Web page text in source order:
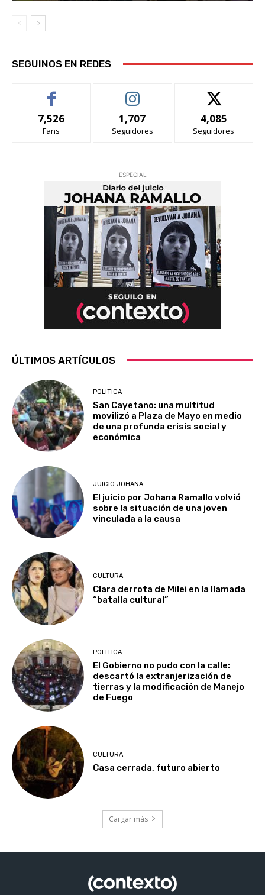
SEGUINOS EN REDES
7,526
Fans
1,707
Seguidores
4,085
Seguidores
ESPECIAL
ÚLTIMOS ARTÍCULOS
POLITICA
San Cayetano: una multitud
movilizó a Plaza de Mayo en medio
de una profunda crisis social y
económica
JUICIO JOHANA
El juicio por Johana Ramallo volvió
sobre la situación de una joven
vinculada a la causa
CULTURA
Clara derrota de Milei en la llamada
“batalla cultural”
POLITICA
El Gobierno no pudo con la calle:
descartó la extranjerización de
tierras y la modificación de Manejo
de Fuego
CULTURA
Casa cerrada, futuro abierto
Cargar más